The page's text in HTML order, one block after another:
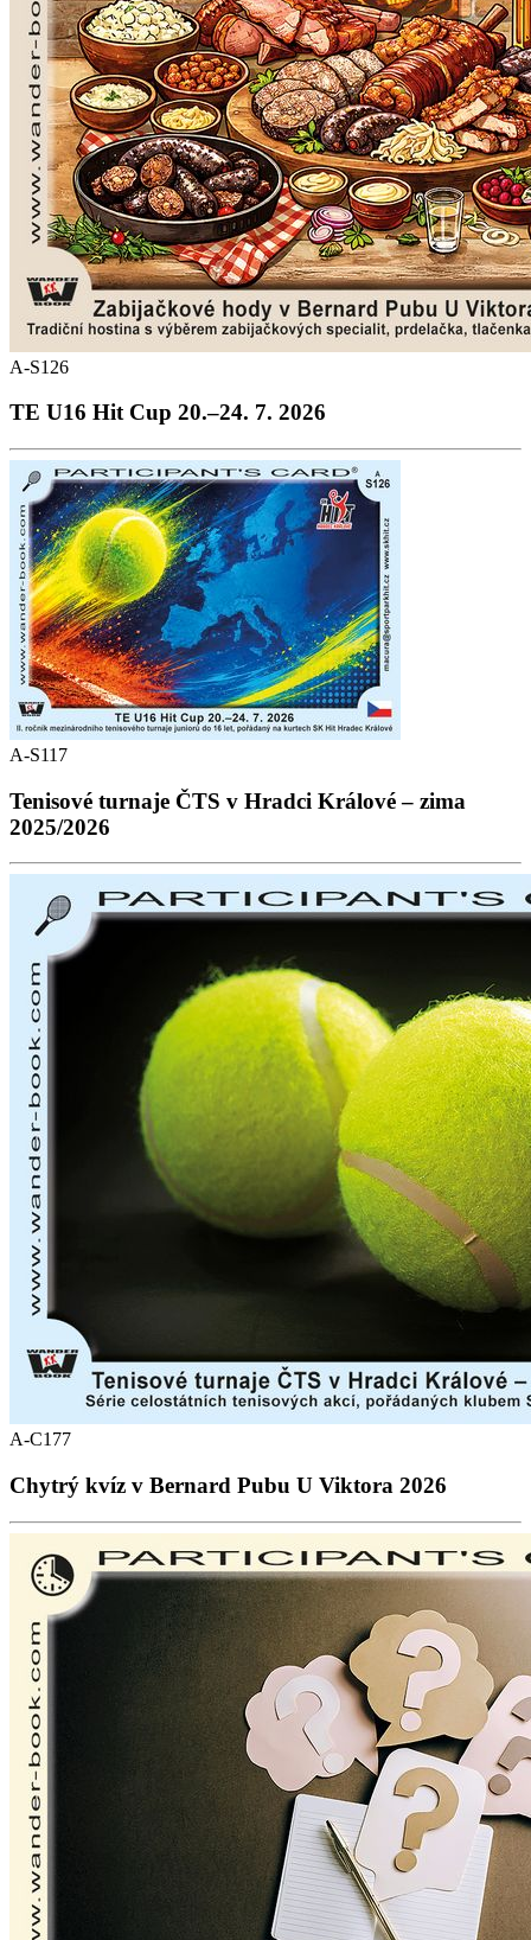
A-S126
TE U16 Hit Cup 20.–24. 7. 2026
A-S117
Tenisové turnaje ČTS v Hradci Králové – zima
2025/2026
A-C177
Chytrý kvíz v Bernard Pubu U Viktora 2026